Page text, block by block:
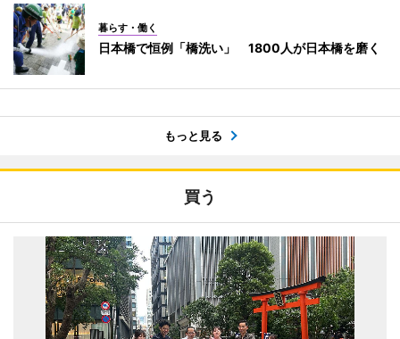
暮らす・働く
日本橋で恒例「橋洗い」 1800人が日本橋を磨く
もっと見る
買う